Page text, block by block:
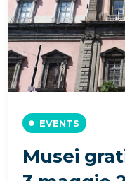
EVENTS
Musei